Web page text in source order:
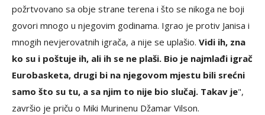
požrtvovano sa obje strane terena i što se nikoga ne boji
govori mnogo u njegovim godinama. Igrao je protiv Janisa i
mnogih nevjerovatnih igrača, a nije se uplašio. Vidi ih, zna
ko su i poštuje ih, ali ih se ne plaši. Bio je najmlađi igrač
Eurobasketa, drugi bi na njegovom mjestu bili srećni
samo što su tu, a sa njim to nije bio slučaj. Takav je",
završio je priču o Miki Murinenu Džamar Vilson.